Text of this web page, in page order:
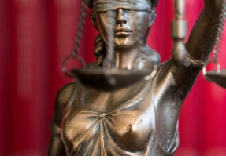
Untermenü
Untermenü
Untermenü